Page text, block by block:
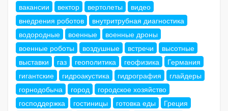
вакансии
вектор вертолеты
видео
внедрения роботов
внутритрубная диагностика
водородные
военные
военные дроны
военные роботы
воздушные встречи
высотные
выставки
газ геополитика геофизика
Германия
гигантские
гидроакустика гидрография
глайдеры
горнодобыча
город
городское хозяйство
господдержка
гостиницы готовка еды
Греция